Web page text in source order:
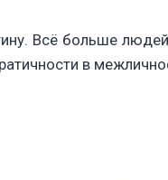
Всё больше
в